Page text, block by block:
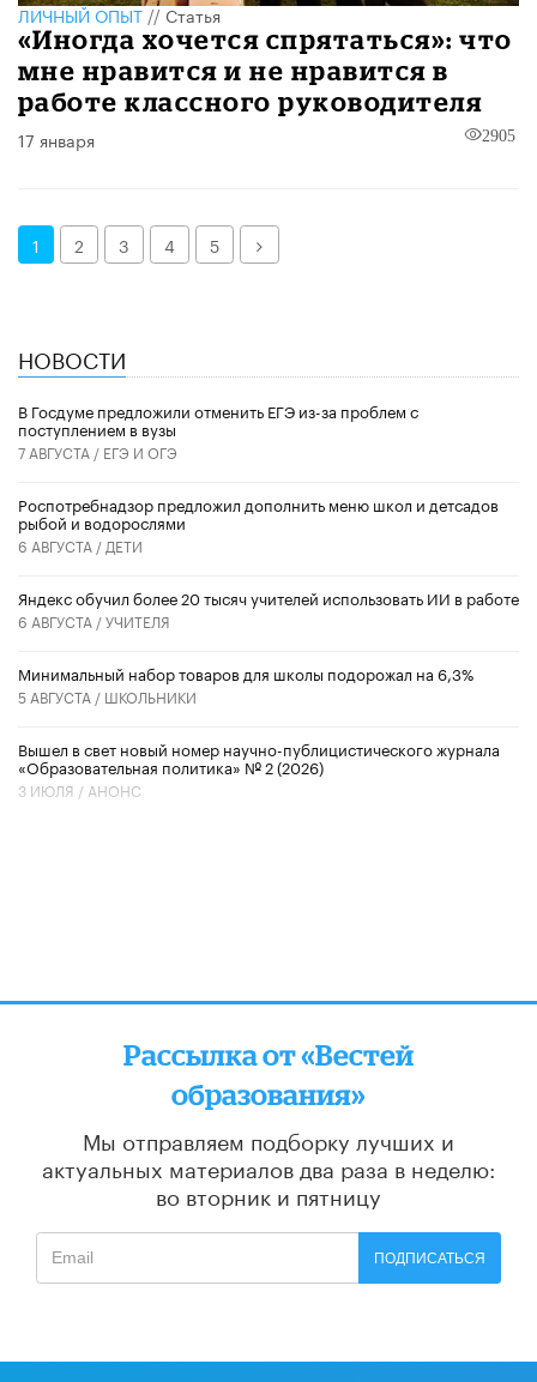
ЛИЧНЫЙ ОПЫТ//Статья
«Иногда хочется спрятаться»: что
мне нравится и не нравится в
работе классного руководителя
17 января 2905
1 2 3 4 5 Далее
НОВОСТИ
В Госдуме предложили отменить ЕГЭ из-за проблем с
поступлением в вузы
7 АВГУСТА / ЕГЭ И ОГЭ
Роспотребнадзор предложил дополнить меню школ и детсадов
рыбой и водорослями
6 АВГУСТА / ДЕТИ
​Яндекс обучил более 20 тысяч учителей использовать ИИ в работе
6 АВГУСТА /УЧИТЕЛЯ
Минимальный набор товаров для школы подорожал на 6,3%
5 АВГУСТА / ШКОЛЬНИКИ
Вышел в свет новый номер научно-публицистического журнала
«Образовательная политика» № 2 (2026)
3 ИЮЛЯ / АНОНС
Рассылка от «Вестей
образования»
Мы отправляем подборку лучших и
актуальных материалов два раза в неделю:
во вторник и пятницу
ПОДПИСАТЬСЯ